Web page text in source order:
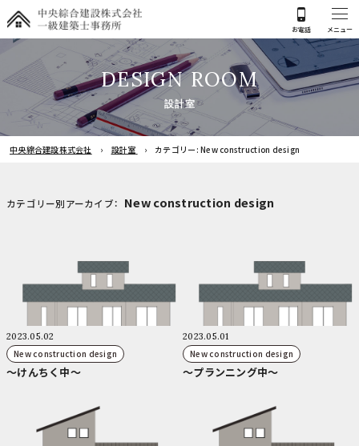
DESIGN ROOM
設計室
中央綜合建設株式会社 設計室 カテゴリー:New construction design
カテゴリー別アーカイブ： New construction design
2023.05.02
New construction design
～けんちく中～
2023.05.01
New construction design
～プランニング中～